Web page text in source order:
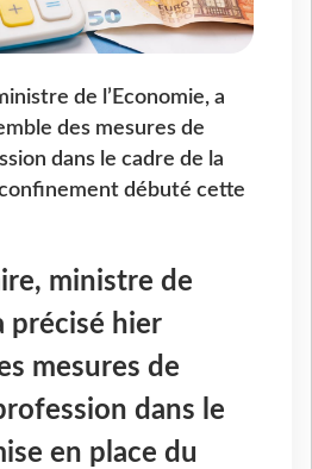
de l’Economie, a
des mesures de
dans le cadre de la
débuté cette
ministre de
précisé hier
mesures de
dans le
en place du